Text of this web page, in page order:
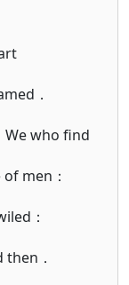
．
We who find
men：
：
．